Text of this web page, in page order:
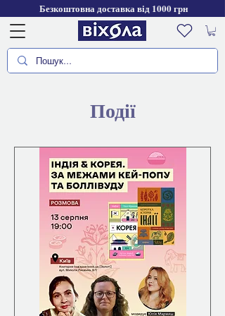
Безкоштовна доставка від 1000 грн
Події